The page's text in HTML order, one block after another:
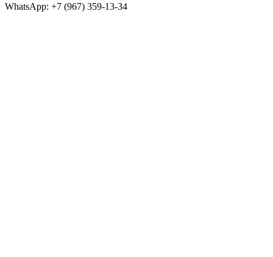
WhatsApp: +7 (967) 359-13-34